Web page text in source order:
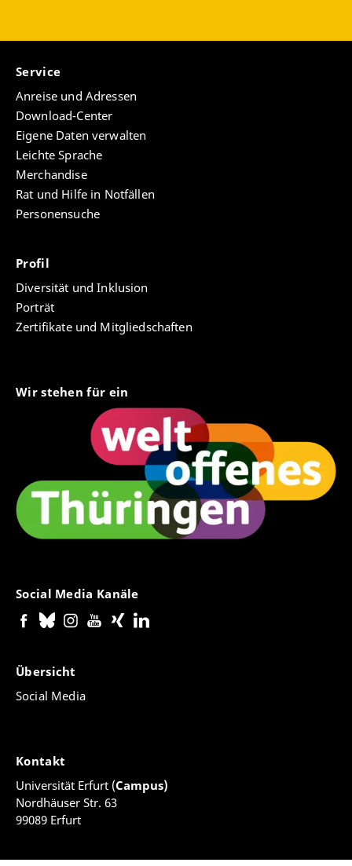
Service
Anreise und Adressen
Download-Center
Eigene Daten verwalten
Leichte Sprache
Merchandise
Rat und Hilfe in Notfällen
Personensuche
Profil
Diversität und Inklusion
Porträt
Zertifikate und Mitgliedschaften
Wir stehen für ein
Social Media Kanäle
Übersicht
Social Media
Kontakt
Universität Erfurt (Campus)
Nordhäuser Str. 63
99089 Erfurt